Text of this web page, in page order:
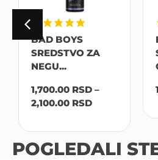
BAD BOYS
SREDSTVO ZA
NEGU...
1,700.00 RSD –
2,100.00 RSD
POGLEDALI